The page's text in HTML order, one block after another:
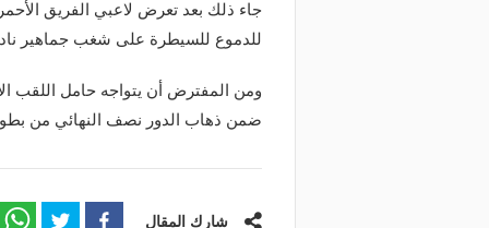
جاء ذلك بعد تعرض لاعبي الفريق
للدموع للسيطرة على شغب جماهير
ومن المفترض أن يتواجه حامل اللقب
ضمن ذهاب الدور نصف النهائي من
شارك المقال